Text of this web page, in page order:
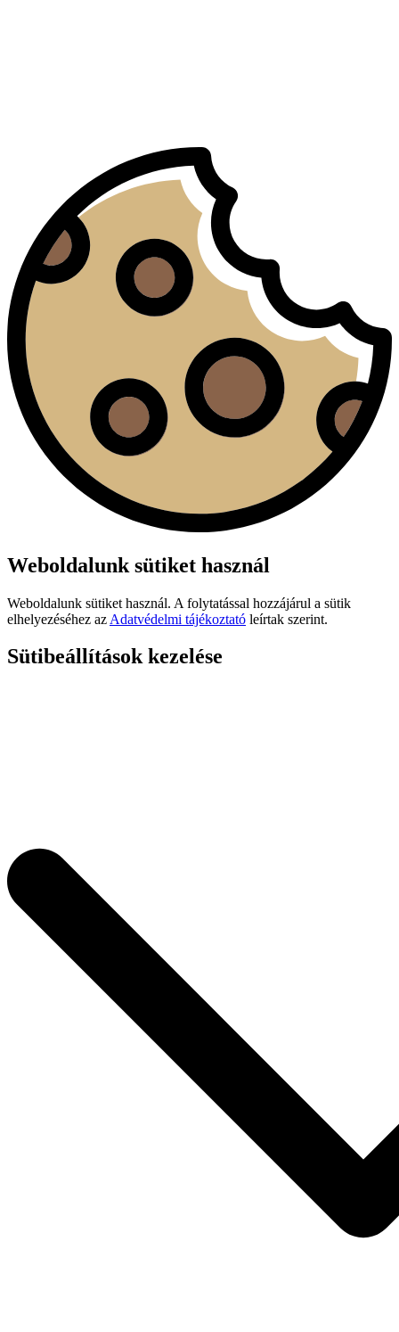
Weboldalunk sütiket használ
Weboldalunk sütiket használ. A folytatással hozzájárul a sütik
elhelyezéséhez az Adatvédelmi tájékoztató leírtak szerint.
Sütibeállítások kezelése